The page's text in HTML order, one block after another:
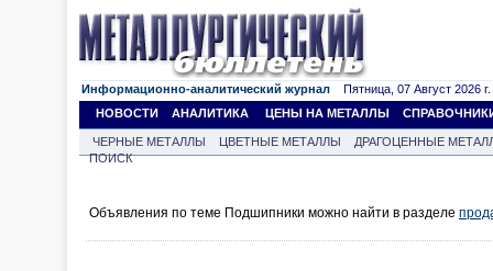
Информационно-аналитический журнал Пятница, 07 Август 2026 г.
НОВОСТИ
АНАЛИТИКА ЦЕНЫ НА МЕТАЛЛЫ
ЧЕРНЫЕ МЕТАЛЛЫ ЦВЕТНЫЕ МЕТАЛЛЫ
ДРАГОЦЕННЫЕ
ПОИСК
Объявления по теме Подшипники можно найти в разделе